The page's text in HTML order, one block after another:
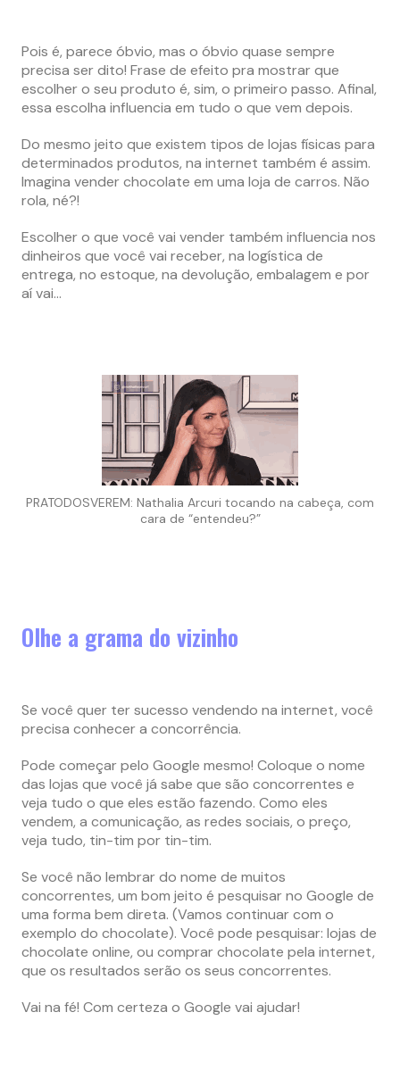
Pois é, parece óbvio, mas o óbvio quase sempre
precisa ser dito! Frase de efeito pra mostrar que
escolher o seu produto é, sim, o primeiro passo. Afinal,
essa escolha influencia em tudo o que vem depois.
Do mesmo jeito que existem tipos de lojas físicas para
determinados produtos, na internet também é assim.
Imagina vender chocolate em uma loja de carros. Não
rola, né?!
Escolher o que você vai vender também influencia nos
dinheiros que você vai receber, na logística de
entrega, no estoque, na devolução, embalagem e por
aí vai…
PRATODOSVEREM: Nathalia Arcuri tocando na cabeça, com
cara de “entendeu?”
Olhe a grama do vizinho
Se você quer ter sucesso vendendo na internet, você
precisa conhecer a concorrência.
Pode começar pelo Google mesmo! Coloque o nome
das lojas que você já sabe que são concorrentes e
veja tudo o que eles estão fazendo. Como eles
vendem, a comunicação, as redes sociais, o preço,
veja tudo, tin-tim por tin-tim.
Se você não lembrar do nome de muitos
concorrentes, um bom jeito é pesquisar no Google de
uma forma bem direta. (Vamos continuar com o
exemplo do chocolate). Você pode pesquisar: lojas de
chocolate online, ou comprar chocolate pela internet,
que os resultados serão os seus concorrentes.
Vai na fé! Com certeza o Google vai ajudar!